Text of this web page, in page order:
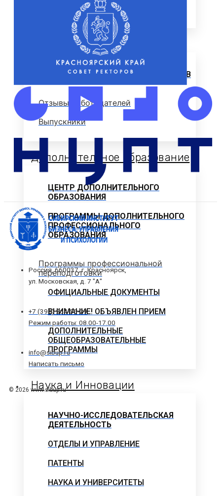
ЦЕЛЕВОЕ ОБУЧЕНИЕ
Выпускнику
ТРУДОУСТРОЙСТВО ВЫПУСКНИКОВ
Отзывы работодателей
Выпускники
Дополнительное образование
ЦЕНТР ДОПОЛНИТЕЛЬНОГО
ОБРАЗОВАНИЯ
ПРОГРАММЫ ДОПОЛНИТЕЛЬНОГО
ПРОФЕССИОНАЛЬНОГО
ОБРАЗОВАНИЯ
Программы профессиональной
переподготовки
ОФИЦИАЛЬНЫЕ ДОКУМЕНТЫ
ВНИМАНИЕ! ОБЪЯВЛЕН ПРИЕМ
ДОПОЛНИТЕЛЬНЫЕ
ОБЩЕОБРАЗОВАТЕЛЬНЫЕ
ПРОГРАММЫ
Наука и Инновации
НАУЧНО-ИССЛЕДОВАТЕЛЬСКАЯ
ДЕЯТЕЛЬНОСТЬ
ОТДЕЛЫ И УПРАВЛЕНИЕ
ПАТЕНТЫ
НАУКА И УНИВЕРСИТЕТЫ
Россия, 660037, г. Красноярск,
ул. Московская, д. 7 "А"
+7 (391) 264-55-29
Режим работы: 08.00-17.00
info@sibup.ru
Написать письмо
© 2026 www.sibup.ru